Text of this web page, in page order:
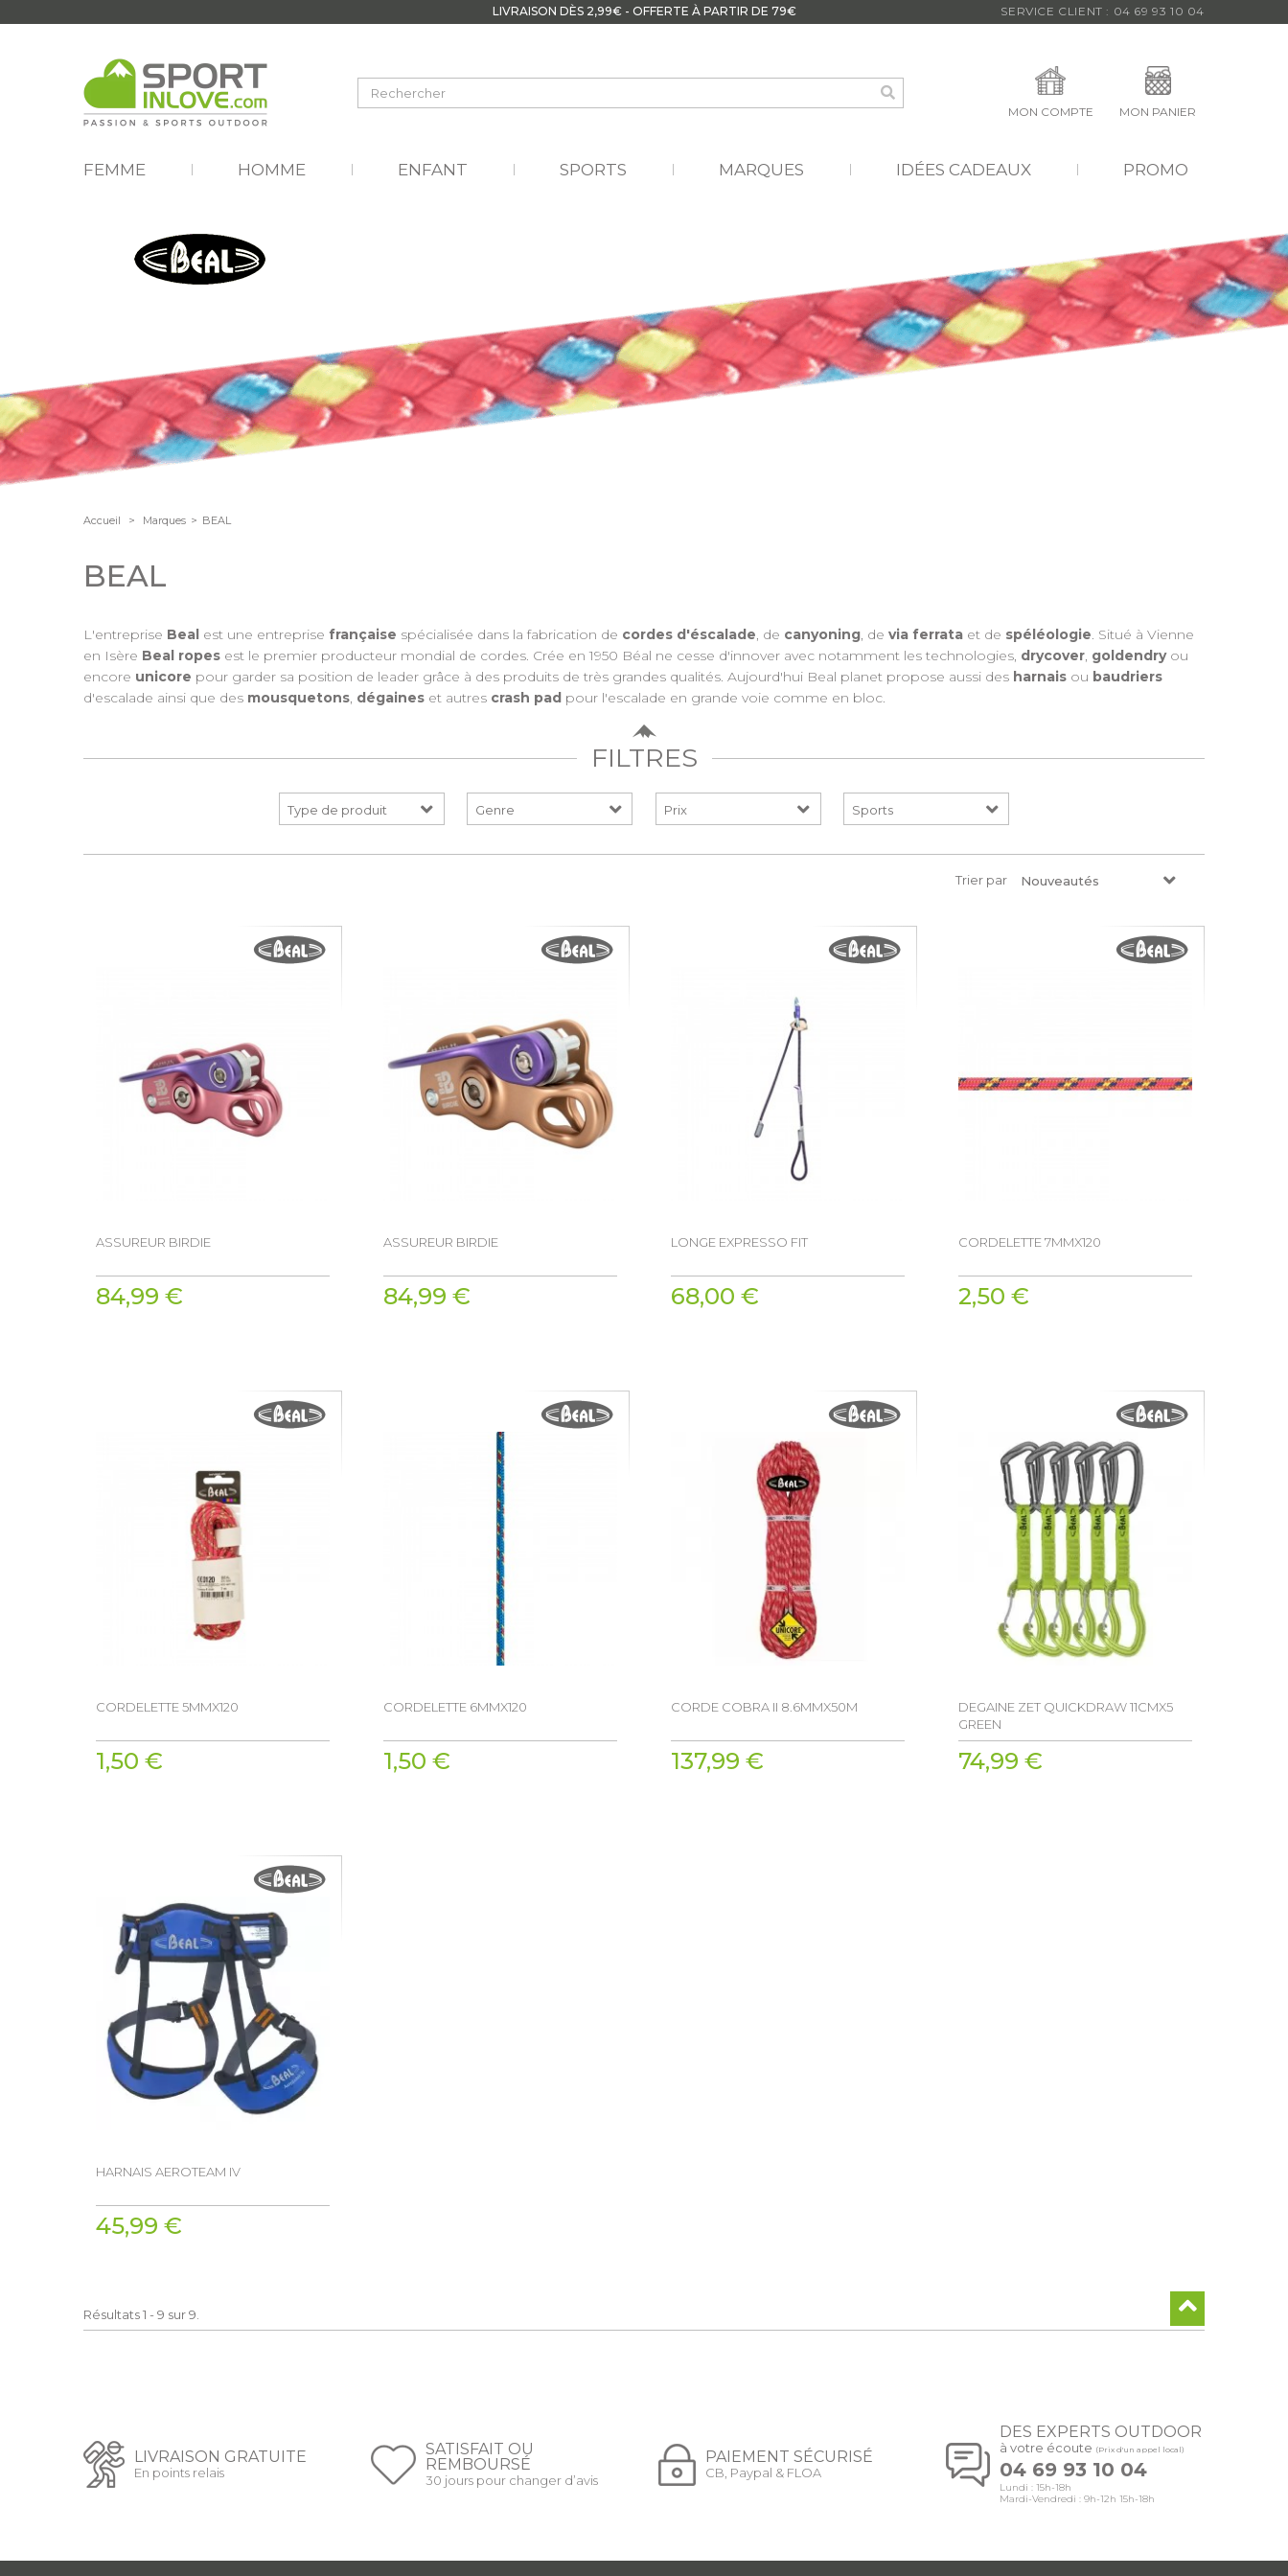
LIVRAISON DÈS 2,99€ - OFFERTE À PARTIR DE 79€ SERVICE CLIENT : 04 69 93 10 04
MON COMPTE MON PANIER
FEMME HOMME ENFANT SPORTS MARQUES IDÉES CADEAUX PROMO
Accueil > Marques > BEAL
BEAL
L'entreprise Beal est une entreprise française spécialisée dans la fabrication de cordes d'éscalade, de canyoning, de via ferrata et de spéléologie. Situé à Vienne
en Isère Beal ropes est le premier producteur mondial de cordes. Crée en 1950 Béal ne cesse d'innover avec notamment les technologies, drycover, goldendryou
encore unicore pour garder sa position de leader grâce à des produits de très grandes qualités. Aujourd'hui Beal planet propose aussi des harnais ou baudriers
d'escalade ainsi que des mousquetons, dégaines et autres crash pad pour l'escalade en grande voie comme en bloc.
FILTRES
Prix
Trier par Nouveautés
ASSUREUR BIRDIE
84,99 €
ASSUREUR BIRDIE
84,99 €
LONGE EXPRESSO FIT
68,00 €
CORDELETTE 7MMX120
2,50 €
CORDELETTE 5MMX120
1,50 €
CORDELETTE 6MMX120
1,50 €
CORDE COBRA II 8.6MMX50M
137,99 €
DEGAINE ZET QUICKDRAW 11CMX5
GREEN
74,99 €
HARNAIS AEROTEAM IV
45,99 €
Résultats 1 - 9 sur 9.
LIVRAISON GRATUITE
En points relais
SATISFAIT OU
REMBOURSÉ
30 jours pour changer d’avis
PAIEMENT SÉCURISÉ
CB, Paypal & FLOA
DES EXPERTS OUTDOOR
à votre écoute (Prix d'un appel local)
04 69 93 10 04
Lundi : 15h-18h
Mardi-Vendredi : 9h-12h 15h-18h